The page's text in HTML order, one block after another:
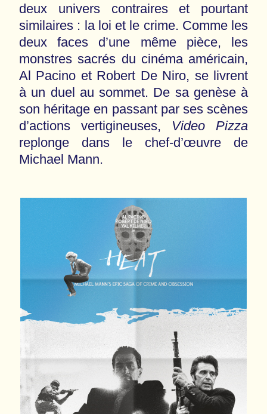
deux univers contraires et pourtant
similaires : la loi et le crime. Comme les
deux faces d’une même pièce, les
monstres sacrés du cinéma américain,
Al Pacino et Robert De Niro, se livrent
à un duel au sommet. De sa genèse à
son héritage en passant par ses scènes
d’actions vertigineuses, Video Pizza
replonge dans le chef-d’œuvre de
Michael Mann.